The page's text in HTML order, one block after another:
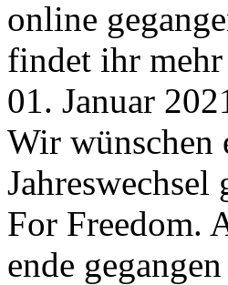
online
findet ihr mehr
01. Januar
Wir wünschen
For Freedom.
ende